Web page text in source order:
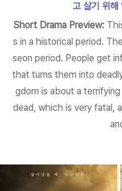
고 살기 위해
Short Drama Preview:
s in a historical period.
seon period. People get
that turns them into
gdom is about a
dead, which is very fatal,